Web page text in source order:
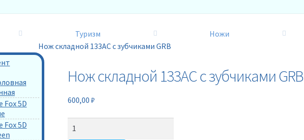
Туризм Ножи
Нож складной 133AC c зубчиками GRB
Нож складной 133AC c зубчиками GRB
600,00 ₽
Fox 5D
Fox 5D